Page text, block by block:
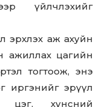
үйлчлэхийг
эрхлэх аж ахуйн
ажиллах цагийн
тогтоож, энэ
иргэнийг эрүүл
цэг, хүнсний